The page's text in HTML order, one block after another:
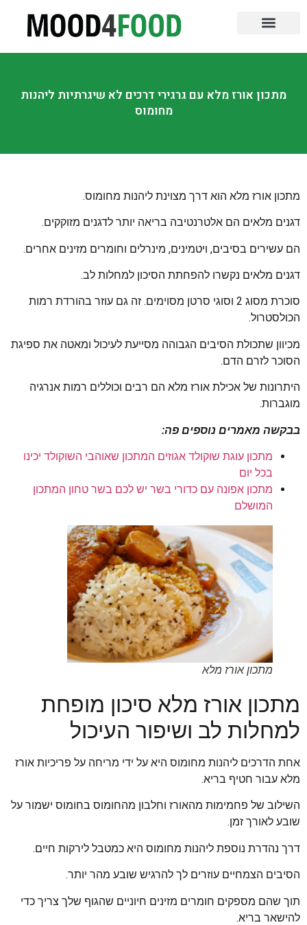
מתכון אורז מלא עם גרגירי דרכים לא שיגרתיות ליהנות
מחומוס
מתכון אורז מלא הוא דרך מצוינת ליהנות מחומוס.
דגנים מלאים הם אלטרנטיבה בריאה יותר לדגנים מזוקקים.
הם עשירים בסיבים, ויטמינים, מינרלים וחומרים מזינים אחרים.
דגנים מלאים נקשרו להפחתת הסיכון למחלות לב.
סוכרת מסוג 2 וסוגי סרטן מסוימים. זה גם עוזר בהורדת רמות
הכולסטרול.
מכיוון שתכולת הסיבים הגבוהה מסייעת לעיכול ומאטה את ספיגת
הסוכר לזרם הדם.
היתרונות של אכילת אורז מלא הם רבים וכוללים רמות אנרגיה
מוגברות.
בבקשה מאמרים נוספים פה:
מתכון עוגת שוקולד אגוזים המתכון שאוהבי השוקולד יכינו
בכל יום
מתכון אפונה עם כדורי בשר יש לכם בשר טחון המתכון
המושלם
מתכון אורז מלא
מתכון אורז מלא סיכון מופחת
למחלות לב ושיפור העיכול
אחת הדרכים ליהנות מחומוס היא על ידי מריחה על פריכיות אורז
מלא עבור חטיף בריא.
השילוב של פחמימות מהאורז וחלבון מהחומוס בחומוס ישמור על
שובע לאורך זמן.
דרך נהדרת נוספת ליהנות מחומוס היא כמטבל לירקות חיים.
הסיבים הצמחיים עוזרים לך להרגיש שובע מהר יותר.
תוך שהם מספקים חומרים מזינים חיוניים שהגוף שלך צריך כדי
להישאר בריא.